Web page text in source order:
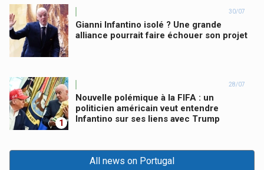
30/07
Gianni Infantino isolé ? Une grande
alliance pourrait faire échouer son projet
1
28/07
Nouvelle polémique à la FIFA : un
politicien américain veut entendre
Infantino sur ses liens avec Trump
All news on Portugal